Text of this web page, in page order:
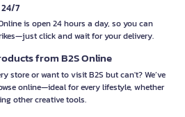
7
is open 24 hours a day, so you can
click and wait for your delivery.
from B2S Online
store or want to visit B2S but can't? We’ve
online—ideal for every lifestyle, whether
other creative tools.